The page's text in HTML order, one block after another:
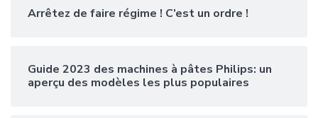
Arrêtez de faire régime ! C’est un ordre !
Guide 2023 des machines à pâtes Philips: un
aperçu des modèles les plus populaires